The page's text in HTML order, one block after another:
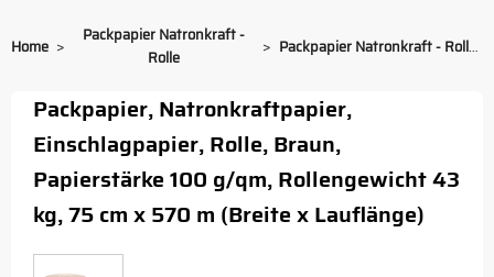
Home >
Packpapier Natronkraft -
Rolle
> Packpapier Natronkraft - Rolle, 75 cm x 570 m
Packpapier, Natronkraftpapier,
Einschlagpapier, Rolle, Braun,
Papierstärke 100 g/qm, Rollengewicht 43
kg, 75 cm x 570 m (Breite x Lauflänge)